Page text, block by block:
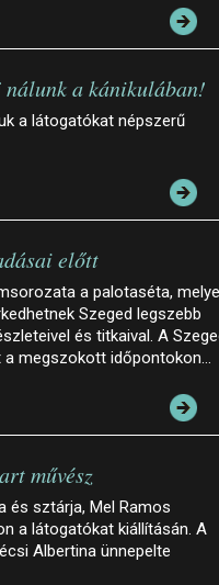
a kánikulában!
a látogatókat népszerű
előtt
a palotaséta,
Szeged legszebb
és titkaival. A
a megszokott időpontokon…
művész
és sztárja, Mel Ramos
a látogatókat kiállításán. A
Albertina ünnepelte